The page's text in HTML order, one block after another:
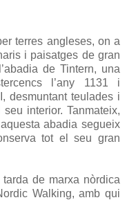
terres angleses, on a
i paisatges de gran
de Tintern, una
l’any 1131 i
desmuntant teulades i
interior. Tanmateix,
abadia segueix
tot el seu gran
tarda de marxa nòrdica
Walking, amb qui